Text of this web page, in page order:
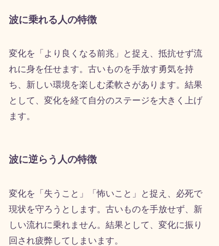
波に乗れる人の特徴
変化を「より良くなる前兆」と捉え、抵抗せず流
れに身を任せます。古いものを手放す勇気を持
ち、新しい環境を楽しむ柔軟さがあります。結果
として、変化を経て自分のステージを大きく上げ
ます。
波に逆らう人の特徴
変化を「失うこと」「怖いこと」と捉え、必死で
現状を守ろうとします。古いものを手放せず、新
しい流れに乗れません。結果として、変化に振り
回され疲弊してしまいます。